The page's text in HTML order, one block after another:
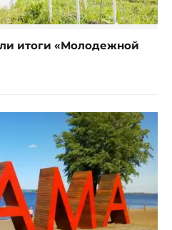
итоги «Молодежной